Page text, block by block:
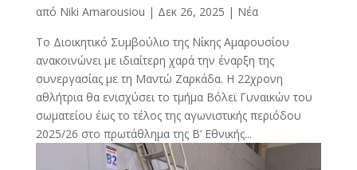
από Niki Amarousiou | Δεκ 26, 2025 | Νέα
Το Διοικητικό Συμβούλιο της Νίκης Αμαρουσίου
ανακοινώνει με ιδιαίτερη χαρά την έναρξη της
συνεργασίας με τη Μαντώ Ζαρκάδα. Η 22χρονη
αθλήτρια θα ενισχύσει το τμήμα Βόλεϊ Γυναικών του
σωματείου έως το τέλος της αγωνιστικής περιόδου
2025/26 στο πρωτάθλημα της Β’ Εθνικής...